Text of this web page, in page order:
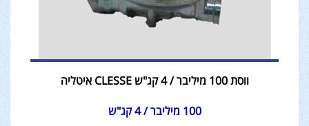
ווסת 100 מיליבר / 4 קג"ש CLESSE איטליה
100 מיליבר / 4 קג"ש